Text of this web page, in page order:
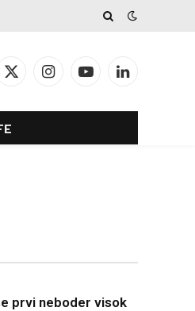
X
InstagramYouTubeLinkedIn
prvi neboder visok